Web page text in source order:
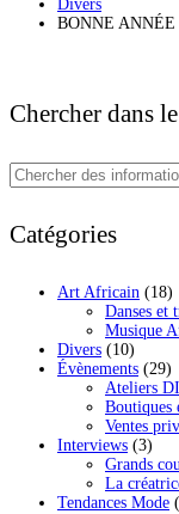
Divers
BONNE
Chercher dans
Catégories
Art Africain (18)
Danses et
Musique
Divers (10)
Évènements (29)
Ateliers
Boutiques
Ventes
Interviews (3)
Grands
La
Tendances Mode